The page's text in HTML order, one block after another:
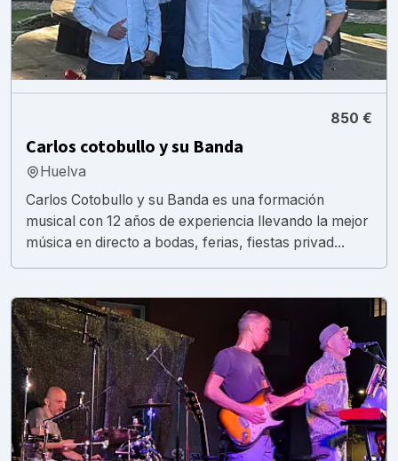
850 €
Carlos cotobullo y su Banda
Huelva
Carlos Cotobullo y su Banda es una formación
musical con 12 años de experiencia llevando la mejor
música en directo a bodas, ferias, fiestas privad...